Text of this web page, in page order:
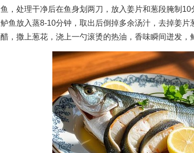
鱼，处理干净后在鱼身划两刀，放入姜片和葱段腌制
鲈鱼放入蒸8-10分钟，取出后倒掉多余汤汁，去掉姜片
醋，撒上葱花，浇上一勺滚烫的热油，香味瞬间迸发，